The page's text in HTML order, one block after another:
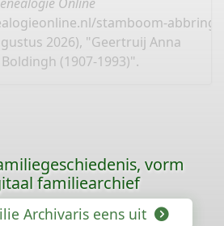
stamboom-abbring/
2026), "Geertruij Anna
(1907-1993)".
vorm
familiearchief
Archivaris eens uit